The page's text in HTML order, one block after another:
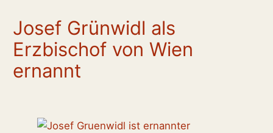
Josef Grünwidl als
Erzbischof von Wien
ernannt